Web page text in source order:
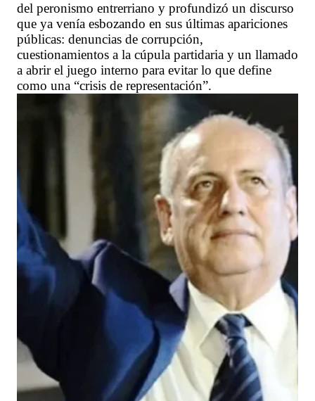
del peronismo entrerriano y profundizó un discurso
que ya venía esbozando en sus últimas apariciones
públicas: denuncias de corrupción,
cuestionamientos a la cúpula partidaria y un llamado
a abrir el juego interno para evitar lo que define
como una “crisis de representación”.